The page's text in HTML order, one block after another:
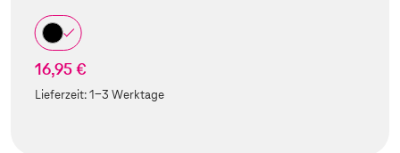
16,95 €
Lieferzeit:1-3 Werktage